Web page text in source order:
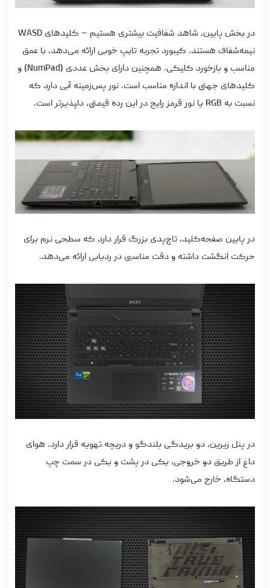
در بخش پایین، شاهد شفافیت بیشتری هستیم – کلیدهای WASD
نیمه‌شفاف هستند. کیبورد تجربه تایپ خوبی ارائه می‌دهد، با عمق
مناسب و بازخورد کلیکی. همچنین دارای بخش عددی (NumPad) و
کلیدهای جهتی با اندازه مناسب است. نور پس‌زمینه آبی دارد که
نسبت به RGB یا نور قرمز رایج در این رده قیمتی، دلپذیرتر است.
در پایین صفحه‌کلید، تاچ‌پدی بزرگ قرار دارد که سطحی نرم برای
حرکت انگشت داشته و دقت مناسبی در ردیابی ارائه می‌دهد.
در پنل زیرین، دو بریدگی بلندگو و دریچه تهویه قرار دارد. هوای
داغ از طریق دو خروجی، یکی در پشت و یکی در سمت چپ
دستگاه، خارج می‌شود.